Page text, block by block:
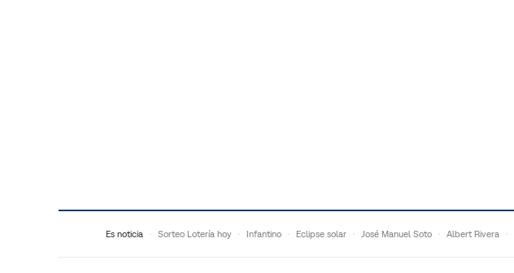
Es noticia Sorteo Lotería hoy Infantino Eclipse solar José Manuel Soto Albert Rivera